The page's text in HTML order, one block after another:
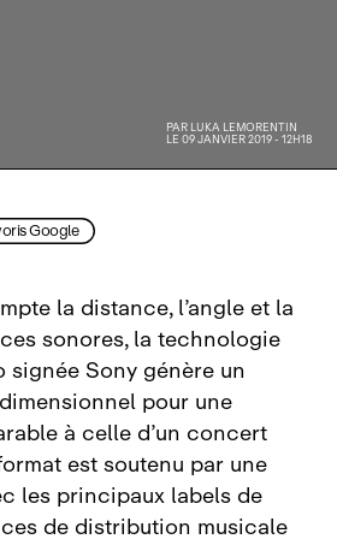
PAR LUKA LEMORENTIN
LE 09 JANVIER 2019 - 12H18
Google
la distance, l’angle et la
sonores, la technologie
Sony génère un
pour une
à celle d’un concert
est soutenu par une
les principaux labels de
de distribution musicale